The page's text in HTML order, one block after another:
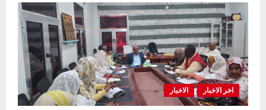
التربية
والتعليم
بالجزيرة
يطمئن
على
سير
العام
الدراسي
بالمرحلة
الثانوية
اخر الاخبار الاخبار